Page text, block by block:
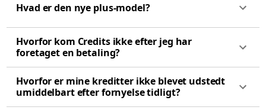
Hvad er den nye plus-model?
Hvorfor kom Credits ikke efter jeg har
foretaget en betaling?
Hvorfor er mine kreditter ikke blevet udstedt
umiddelbart efter fornyelse tidligt?